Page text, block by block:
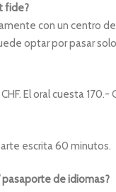
fide?
con un centro
optar por pasar
El oral cuesta 170.-
escrita 60 minutos.
pasaporte de idiomas?